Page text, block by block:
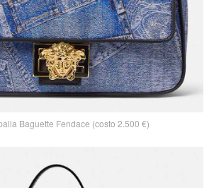
Baguette Fendace (costo 2.500 €)